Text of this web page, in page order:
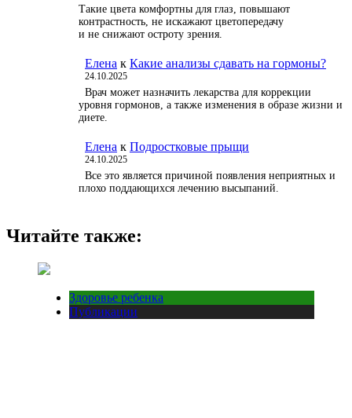
Такие цвета комфортны для глаз, повышают
контрастность, не искажают цветопередачу
и не снижают остроту зрения.
Елена к Какие анализы сдавать на гормоны?
24.10.2025
Врач может назначить лекарства для коррекции
уровня гормонов, а также изменения в образе жизни и
диете.
Елена к Подростковые прыщи
24.10.2025
Все это является причиной появления неприятных и
плохо поддающихся лечению высыпаний.
Читайте также:
Здоровье ребенка
Публикации